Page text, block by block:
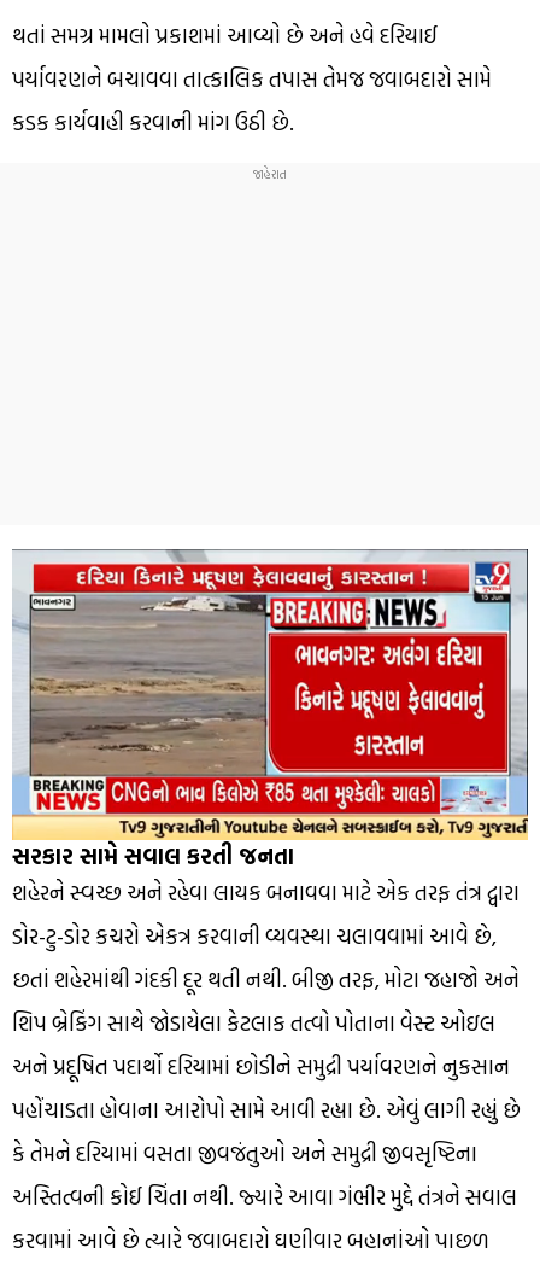
થતાં સમગ્ર મામલો પ્રકાશમાં આવ્યો છે અને હવે દરિયાઈ
પર્યાવરણને બચાવવા તાત્કાલિક તપાસ તેમજ જવાબદારો સામે
કડક કાર્યવાહી કરવાની માંગ ઉઠી છે.
સરકાર સામે સવાલ કરતી જનતા
શહેરને સ્વચ્છ અને રહેવા લાયક બનાવવા માટે એક તરફ તંત્ર દ્વારા
ડોર-ટુ-ડોર કચરો એકત્ર કરવાની વ્યવસ્થા ચલાવવામાં આવે છે,
છતાં શહેરમાંથી ગંદકી દૂર થતી નથી. બીજી તરફ, મોટા જહાજો અને
શિપ બ્રેકિંગ સાથે જોડાયેલા કેટલાક તત્વો પોતાના વેસ્ટ ઓઇલ
અને પ્રદૂષિત પદાર્થો દરિયામાં છોડીને સમુદ્રી પર્યાવરણને નુકસાન
પહોંચાડતા હોવાના આરોપો સામે આવી રહ્યા છે. એવું લાગી રહ્યું છે
કે તેમને દરિયામાં વસતા જીવજંતુઓ અને સમુદ્રી જીવસૃષ્ટિના
અસ્તિત્વની કોઈ ચિંતા નથી. જ્યારે આવા ગંભીર મુદ્દે તંત્રને સવાલ
કરવામાં આવે છે ત્યારે જવાબદારો ઘણીવાર બહાનાંઓ પાછળ